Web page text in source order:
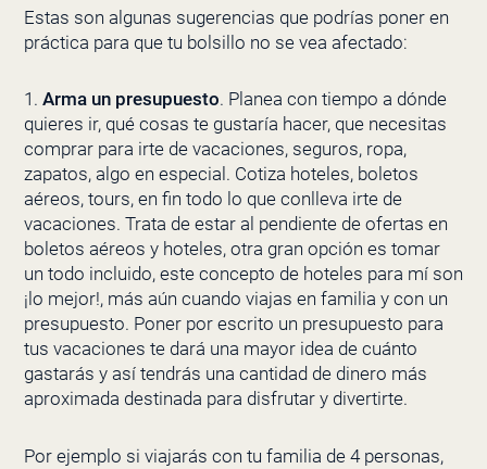
Estas son algunas sugerencias que podrías poner en
práctica para que tu bolsillo no se vea afectado:
1. Arma un presupuesto. Planea con tiempo a dónde
quieres ir, qué cosas te gustaría hacer, que necesitas
comprar para irte de vacaciones, seguros, ropa,
zapatos, algo en especial. Cotiza hoteles, boletos
aéreos, tours, en fin todo lo que conlleva irte de
vacaciones. Trata de estar al pendiente de ofertas en
boletos aéreos y hoteles, otra gran opción es tomar
un todo incluido, este concepto de hoteles para mí son
¡lo mejor!, más aún cuando viajas en familia y con un
presupuesto. Poner por escrito un presupuesto para
tus vacaciones te dará una mayor idea de cuánto
gastarás y así tendrás una cantidad de dinero más
aproximada destinada para disfrutar y divertirte.
Por ejemplo si viajarás con tu familia de 4 personas,